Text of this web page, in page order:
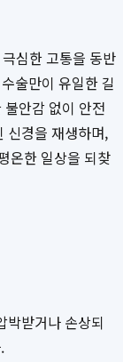
심한 고통을 동반
술만이 유일한 길
안감 없이 안전
신경을 재생하며,
온한 일상을 되찾
박받거나 손상되